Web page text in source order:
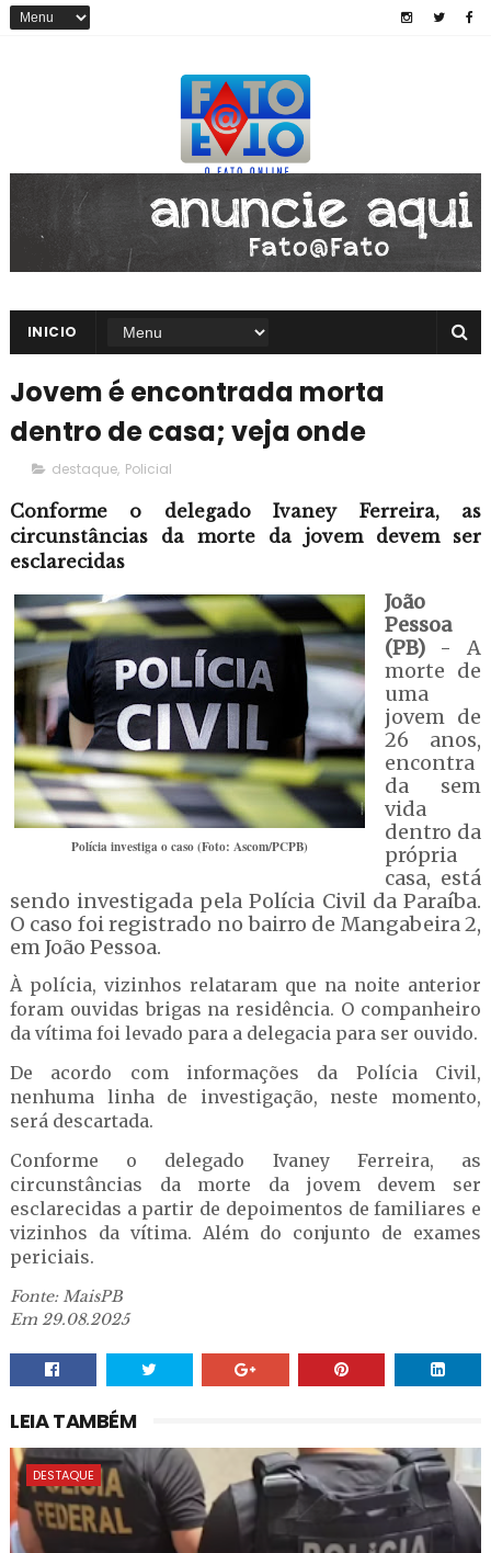
INICIO
Jovem é encontrada morta
dentro de casa; veja onde
destaque, Policial
Conforme o delegado Ivaney Ferreira, as
circunstâncias da morte da jovem devem ser
esclarecidas
Polícia investiga o caso (Foto: Ascom/PCPB)
João
Pessoa
(PB)- A
morte de
uma
jovem de
26 anos,
encontra
da sem
vida
dentro da
própria
casa, está
sendo investigada pela Polícia Civil da Paraíba.
O caso foi registrado no bairro de Mangabeira 2,
em João Pessoa.
À polícia, vizinhos relataram que na noite anterior
foram ouvidas brigas na residência. O companheiro
da vítima foi levado para a delegacia para ser ouvido.
De acordo com informações da Polícia Civil,
nenhuma linha de investigação, neste momento,
será descartada.
Conforme o delegado Ivaney Ferreira, as
circunstâncias da morte da jovem devem ser
esclarecidas a partir de depoimentos de familiares e
vizinhos da vítima. Além do conjunto de exames
periciais.
Fonte: MaisPB
Em 29.08.2025
LEIA TAMBÉM
DESTAQUE